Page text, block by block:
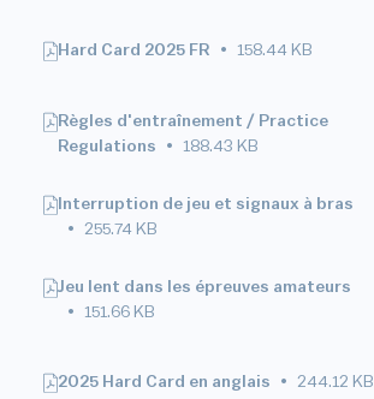
Hard Card 2025 FR 158.44 KB
Règles d'entraînement / Practice
Regulations
188.43 KB
Interruption de jeu et signaux à bras
255.74 KB
Jeu lent dans les épreuves amateurs
151.66 KB
2025 Hard Card en anglais 244.12 KB